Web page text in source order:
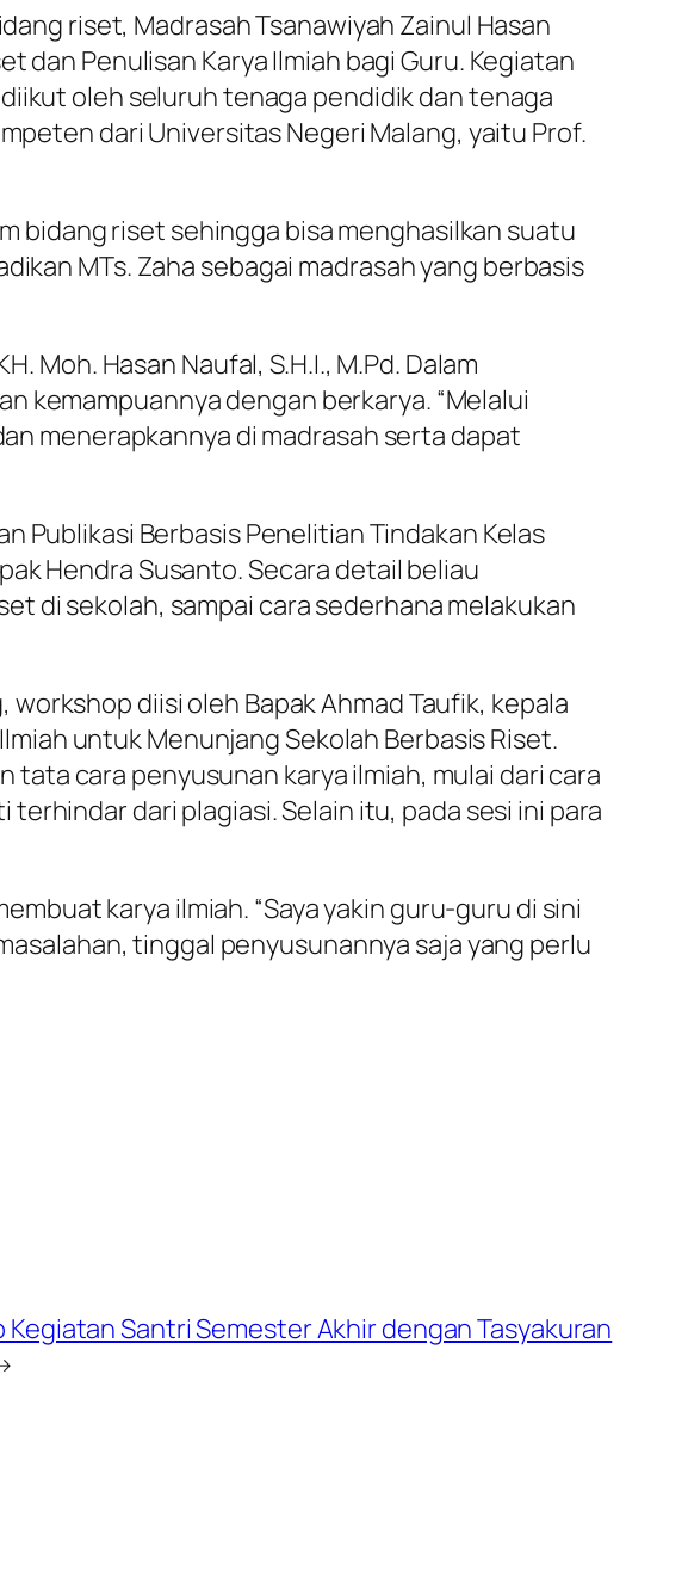
riset, Madrasah Tsanawiyah Zainul Hasan
dan Penulisan Karya Ilmiah bagi Guru. Kegiatan
oleh seluruh tenaga pendidik dan tenaga
dari Universitas Negeri Malang, yaitu Prof.
bidang riset sehingga bisa menghasilkan suatu
MTs. Zaha sebagai madrasah yang berbasis
Moh. Hasan Naufal, S.H.I., M.Pd. Dalam
kemampuannya dengan berkarya. “Melalui
menerapkannya di madrasah serta dapat
Publikasi Berbasis Penelitian Tindakan Kelas
Hendra Susanto. Secara detail beliau
di sekolah, sampai cara sederhana melakukan
diisi oleh Bapak Ahmad Taufik, kepala
untuk Menunjang Sekolah Berbasis Riset.
tata cara penyusunan karya ilmiah, mulai dari cara
dari plagiasi. Selain itu, pada sesi ini para
karya ilmiah. “Saya yakin guru-guru di sini
tinggal penyusunannya saja yang perlu
Kegiatan Santri Semester Akhir dengan Tasyakuran